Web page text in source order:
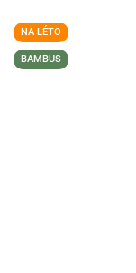
NA LÉTO
BAMBUS